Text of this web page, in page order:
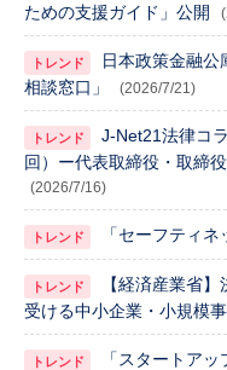
ための支援ガイド」公開
日本政策金融公
相談窓口」
(2026/7/21)
J-Net21法律コ
回）ー代表取締役・取締
(2026/7/16)
「セーフティネ
【経済産業省
受ける中小企業・小規模
「スタートアッ